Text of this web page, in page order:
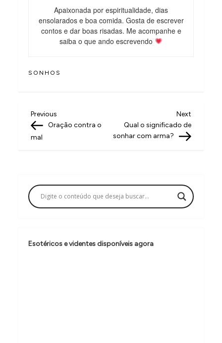
Apaixonada por espiritualidade, dias
ensolarados e boa comida. Gosta de escrever
contos e dar boas risadas. Me acompanhe e
saiba o que ando escrevendo
SONHOS
N
a
g
a
ç
o
Previous
Post
Previous
Oração contra o
mal
Next
Post
Next
Qual o significado de
sonhar com arma?
Esotéricos e videntes disponíveis agora